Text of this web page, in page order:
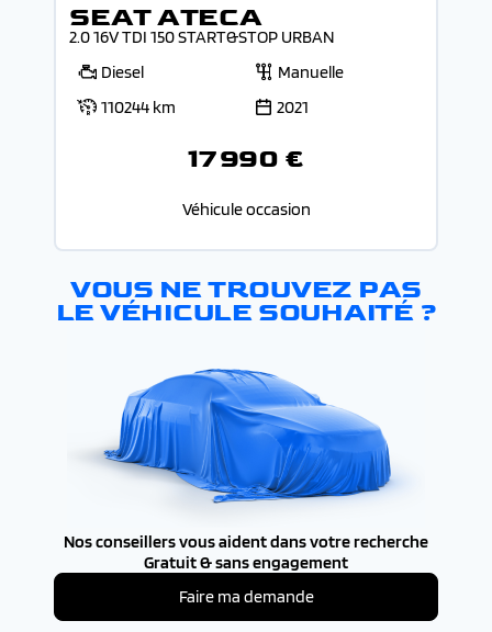
SEAT ATECA
2.0 16V TDI 150 START&STOP URBAN
Diesel
Manuelle
110244 km
2021
17 990 €
Véhicule occasion
VOUS NE TROUVEZ PAS
LE VÉHICULE SOUHAITÉ ?
Nos conseillers vous aident dans votre recherche
Gratuit & sans engagement
Faire ma demande